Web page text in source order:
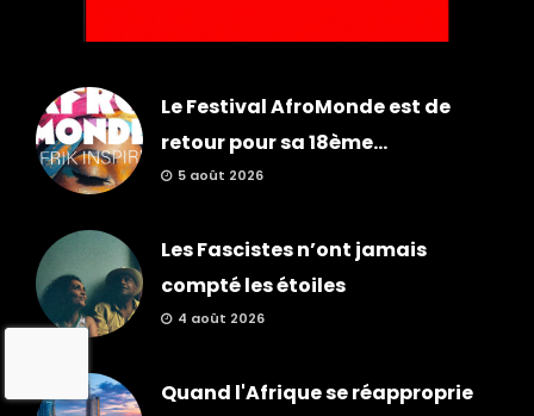
Le Festival AfroMonde est de
retour pour sa 18ème...
5 août 2026
Les Fascistes n’ont jamais
compté les étoiles
4 août 2026
Quand l'Afrique se réapproprie